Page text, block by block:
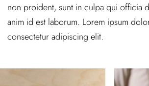
non proident, sunt in culpa qui officia
anim id est laborum. Lorem ipsum
consectetur adipiscing elit.